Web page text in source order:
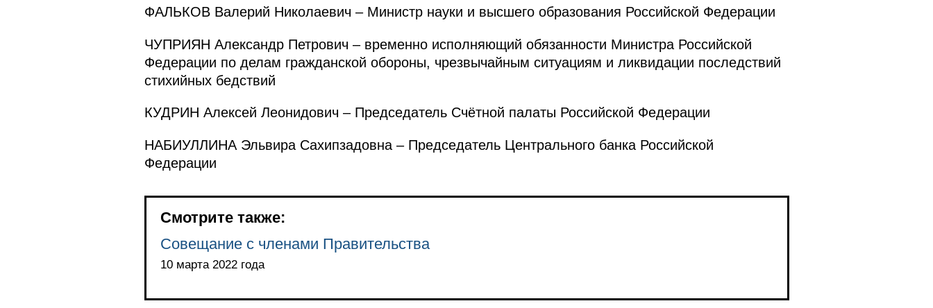
ФАЛЬКОВ Валерий Николаевич – Министр науки и высшего образования Российской Федерации
ЧУПРИЯН Александр Петрович – временно исполняющий обязанности Министра Российской
Федерации по делам гражданской обороны, чрезвычайным ситуациям и ликвидации последствий
стихийных бедствий
КУДРИН Алексей Леонидович – Председатель Счётной палаты Российской Федерации
НАБИУЛЛИНА Эльвира Сахипзадовна – Председатель Центрального банка Российской
Федерации
Смотрите также:
Совещание с членами Правительства
10 марта 2022 года